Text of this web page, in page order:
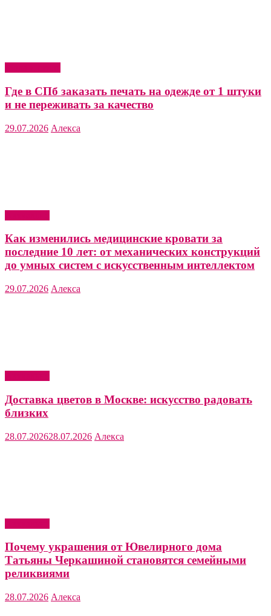
Где в СПб заказать печать на одежде от 1 штуки
и не переживать за качество
29.07.2026 Алекса
Как изменились медицинские кровати за
последние 10 лет: от механических конструкций
до умных систем с искусственным интеллектом
29.07.2026 Алекса
Доставка цветов в Москве: искусство радовать
близких
28.07.202628.07.2026 Алекса
Почему украшения от Ювелирного дома
Татьяны Черкашиной становятся семейными
реликвиями
28.07.2026 Алекса